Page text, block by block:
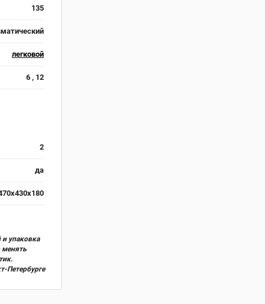
135
легковой
6 , 12
2
да
упаковка
менять
Петербурге